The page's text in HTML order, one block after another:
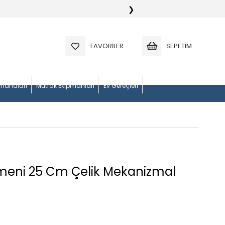
❯
FAVORILER SEPETIM
Mutfak Ekipmanları Ev Gereçleri
25 Cm Çelik Mekanizmal